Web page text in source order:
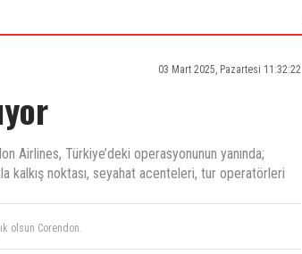
03 Mart 2025, Pazartesi 11:32:22
Airlines, Türkiye’deki operasyonunun yanında;
kalkış noktası, seyahat acenteleri, tur operatörleri
olsun Corendon.